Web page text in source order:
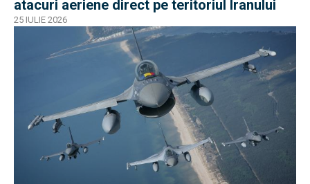
atacuri aeriene direct pe teritoriul Iranului
25 IULIE 2026